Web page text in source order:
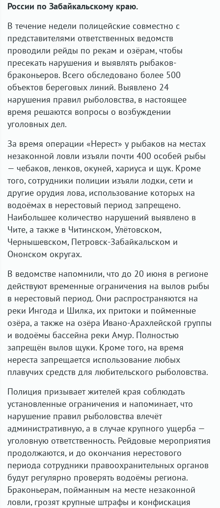
России по Забайкальскому краю.
В течение недели полицейские совместно с
представителями ответственных ведомств
проводили рейды по рекам и озёрам, чтобы
пресекать нарушения и выявлять рыбаков-
браконьеров. Всего обследовано более 500
объектов береговых линий. Выявлено 24
нарушения правил рыболовства, в настоящее
время решаются вопросы о возбуждении
уголовных дел.
За время операции «Нерест» у рыбаков на местах
незаконной ловли изъяли почти 400 особей рыбы
— чебаков, ленков, окуней, хариуса и щук. Кроме
того, сотрудники полиции изъяли лодки, сети и
другие орудия лова, использование которых на
водоёмах в нерестовый период запрещено.
Наибольшее количество нарушений выявлено в
Чите, а также в Читинском, Улётовском,
Чернышевском, Петровск-Забайкальском и
Ононском округах.
В ведомстве напомнили, что до 20 июня в регионе
действуют временные ограничения на вылов рыбы
в нерестовый период. Они распространяются на
реки Ингода и Шилка, их притоки и пойменные
озёра, а также на озёра Ивано-Арахлейской группы
и водоёмы бассейна реки Амур. Полностью
запрещён вылов щуки. Кроме того, на время
нереста запрещается использование любых
плавучих средств для любительского рыболовства.
Полиция призывает жителей края соблюдать
установленные ограничения и напоминает, что
нарушение правил рыболовства влечёт
административную, а в случае крупного ущерба —
уголовную ответственность. Рейдовые мероприятия
продолжаются, и до окончания нерестового
периода сотрудники правоохранительных органов
будут регулярно проверять водоёмы региона.
Браконьерам, пойманным на месте незаконной
ловли, грозят крупные штрафы и конфискация